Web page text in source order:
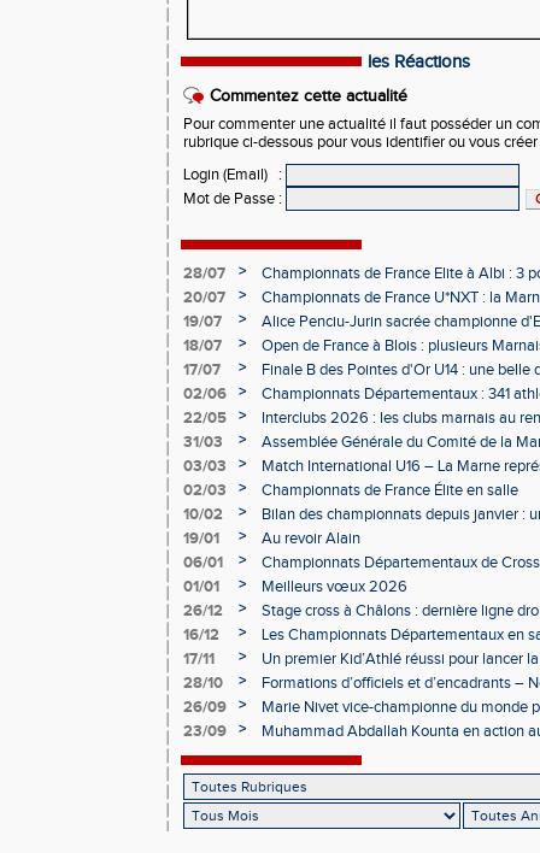
les Réactions
Commentez cette actualité
Pour commenter une actualité il faut posséder un
rubrique ci-dessous pour vous identifier ou vous
Login (Email)
:
Mot de Passe :
28/07 >
Championnats de France Elite à Albi : 3
20/07
>
Championnats de France U*NXT : la
Charléty
19/07 >
Alice Penciu-Jurin sacrée championne
18/07
>
Open de France à Blois : plusieurs
17/07
>
Finale B des Pointes d'Or U14 : une
Obernai
02/06 >
Championnats Départementaux : 341
Champagne
22/05 >
Interclubs 2026 : les clubs marnais au
31/03
>
Assemblée Générale du Comité de la
Épernay
03/03 >
Match International U16 – La Marne
02/03
>
Championnats de France Élite en salle
10/02
>
Bilan des championnats depuis janvier :
bien lancée
19/01 >
Au revoir Alain
06/01
>
Championnats Départementaux de
01/01
>
Meilleurs vœux 2026
26/12
>
Stage cross à Châlons : dernière ligne
Départementaux
16/12 >
Les Championnats Départementaux en
hivernale
17/11 >
Un premier Kid’Athlé réussi pour lancer
28/10
>
Formations d’officiels et d’encadrants –
26/09
>
Marie Nivet vice-championne du monde
23/09
> Muhammad Abdallah Kounta en action